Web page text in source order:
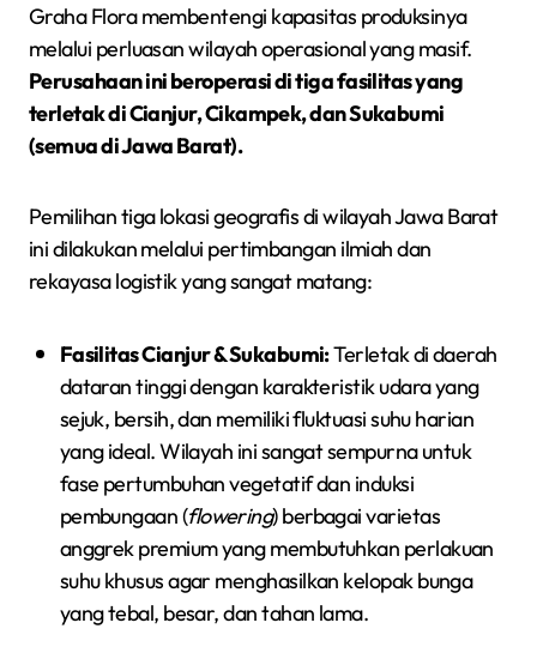
Graha Flora membentengi kapasitas produksinya
melalui perluasan wilayah operasional yang masif.
Perusahaan ini beroperasi di tiga fasilitas yang
terletak di Cianjur, Cikampek, dan Sukabumi
(semua di Jawa Barat).
Pemilihan tiga lokasi geografis di wilayah Jawa Barat
ini dilakukan melalui pertimbangan ilmiah dan
rekayasa logistik yang sangat matang:
Fasilitas Cianjur & Sukabumi:Terletak di daerah
dataran tinggi dengan karakteristik udara yang
sejuk, bersih, dan memiliki fluktuasi suhu harian
yang ideal. Wilayah ini sangat sempurna untuk
fase pertumbuhan vegetatif dan induksi
pembungaan (flowering) berbagai varietas
anggrek premium yang membutuhkan perlakuan
suhu khusus agar menghasilkan kelopak bunga
yang tebal, besar, dan tahan lama.